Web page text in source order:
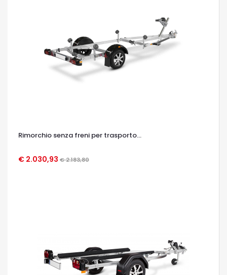
Rimorchio senza freni per trasporto...
€ 2.030,93 € 2.183,80
OCCHIATA VELOCE